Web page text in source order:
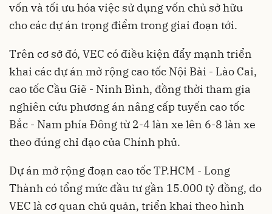
vốn và tối ưu hóa việc sử dụng vốn chủ sở hữu
cho các dự án trọng điểm trong giai đoạn tới.
Trên cơ sở đó, VEC có điều kiện đẩy mạnh triển
khai các dự án mở rộng cao tốc Nội Bài - Lào Cai,
cao tốc Cầu Giẽ - Ninh Bình, đồng thời tham gia
nghiên cứu phương án nâng cấp tuyến cao tốc
Bắc - Nam phía Đông từ 2-4 làn xe lên 6-8 làn xe
theo đúng chỉ đạo của Chính phủ.
Dự án mở rộng đoạn cao tốc TP.HCM - Long
Thành có tổng mức đầu tư gần 15.000 tỷ đồng, do
VEC là cơ quan chủ quản, triển khai theo hình